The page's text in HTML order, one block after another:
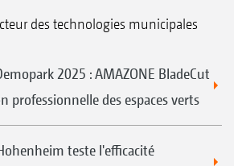
des technologies municipales
2025 : AMAZONE BladeCut
professionnelle des espaces verts
teste l'efficacité